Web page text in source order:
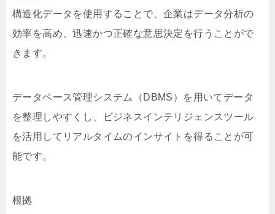
構造化データを使用することで、企業はデータ分析の
効率を高め、迅速かつ正確な意思決定を行うことがで
きます。
データベース管理システム（DBMS）を用いてデータ
を整理しやすくし、ビジネスインテリジェンスツール
を活用してリアルタイムのインサイトを得ることが可
能です。
根拠